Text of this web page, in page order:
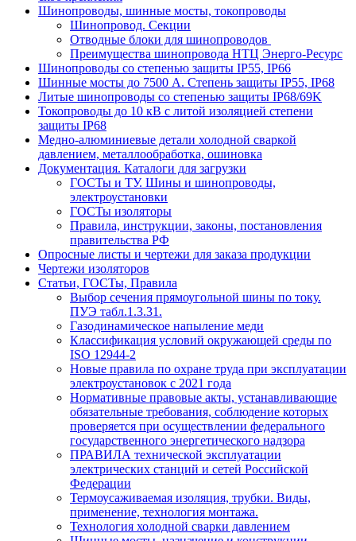
Шинопроводы, шинные мосты, токопроводы
Шинопровод. Секции
Отводные блоки для шинопроводов
Преимущества шинопровода НТЦ Энерго-Ресурс
Шинопроводы со степенью защиты IP55, IP66
Шинные мосты до 7500 А. Степень защиты IP55, IP68
Литые шинопроводы со степенью защиты IP68/69K
Токопроводы до 10 кВ с литой изоляцией степени
защиты IP68
Медно-алюминиевые детали холодной сваркой
давлением, металлообработка, ошиновка
Документация. Каталоги для загрузки
ГОСТы и ТУ. Шины и шинопроводы,
электроустановки
ГОСТы изоляторы
Правила, инструкции, законы, постановления
правительства РФ
Опросные листы и чертежи для заказа продукции
Чертежи изоляторов
Статьи, ГОСТы, Правила
Выбор сечения прямоугольной шины по току.
ПУЭ табл.1.3.31.
Газодинамическое напыление меди
Классификация условий окружающей среды по
ISO 12944-2
Новые правила по охране труда при эксплуатации
электроустановок с 2021 года
Нормативные правовые акты, устанавливающие
обязательные требования, соблюдение которых
проверяется при осуществлении федерального
государственного энергетического надзора
ПРАВИЛА технической эксплуатации
электрических станций и сетей Российской
Федерации
Термоусаживаемая изоляция, трубки. Виды,
применение, технология монтажа.
Технология холодной сварки давлением